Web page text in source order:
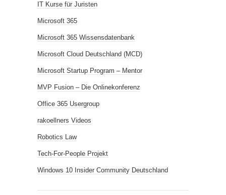
IT Kurse für Juristen
Microsoft 365
Microsoft 365 Wissensdatenbank
Microsoft Cloud Deutschland (MCD)
Microsoft Startup Program – Mentor
MVP Fusion – Die Onlinekonferenz
Office 365 Usergroup
rakoellners Videos
Robotics Law
Tech-For-People Projekt
Windows 10 Insider Community Deutschland